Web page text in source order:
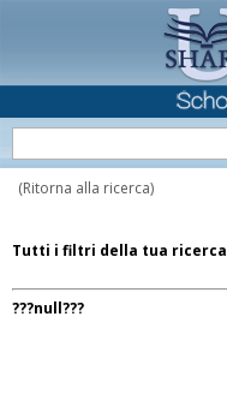
(Ritorna alla ricerca)
Tutti i filtri della tua ricerca
???null???